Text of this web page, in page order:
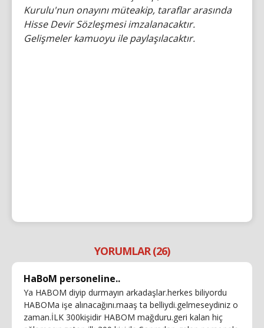
Kurulu'nun onayını müteakip, taraflar arasında
Hisse Devir Sözleşmesi imzalanacaktır.
Gelişmeler kamuoyu ile paylaşılacaktır.
YORUMLAR (26)
HaBoM personeline..
Ya HABOM diyip durmayın arkadaşlar.herkes biliyordu
HABOMa işe alınacağını.maaş ta belliydi.gelmeseydiniz o
zaman.İLK 300kişidir HABOM mağduru.geri kalan hiç